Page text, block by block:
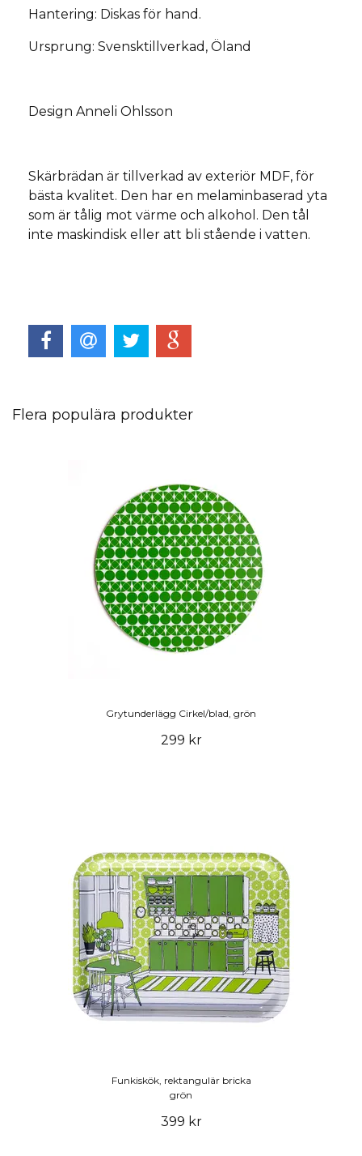
Hantering: Diskas för hand.
Ursprung: Svensktillverkad, Öland
Design Anneli Ohlsson
Skärbrädan är tillverkad av exteriör MDF, för
bästa kvalitet. Den har en melaminbaserad yta
som är tålig mot värme och alkohol. Den tål
inte maskindisk eller att bli stående i vatten.
Flera populära produkter
Grytunderlägg Cirkel/blad, grön
299 kr
Funkiskök, rektangulär bricka
grön
399 kr